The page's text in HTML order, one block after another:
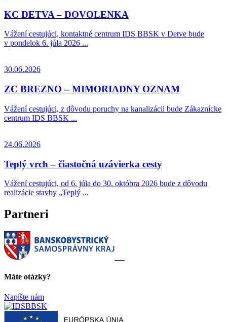
KC DETVA – DOVOLENKA
Vážení cestujúci, kontaktné centrum IDS BBSK v Detve bude
v pondelok 6. júla 2026 ...
30.06.2026
ZC BREZNO – MIMORIADNY OZNAM
Vážení cestujúci, z dôvodu poruchy na kanalizácii bude Zákaznícke
centrum IDS BBSK ...
24.06.2026
Teplý vrch – čiastočná uzávierka cesty
Vážení cestujúci, od 6. júla do 30. októbra 2026 bude z dôvodu
realizácie stavby „Teplý ...
Partneri
Máte otázky?
Napíšte nám